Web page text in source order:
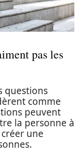
pas les
questions
comme
peuvent
la personne à
créer une